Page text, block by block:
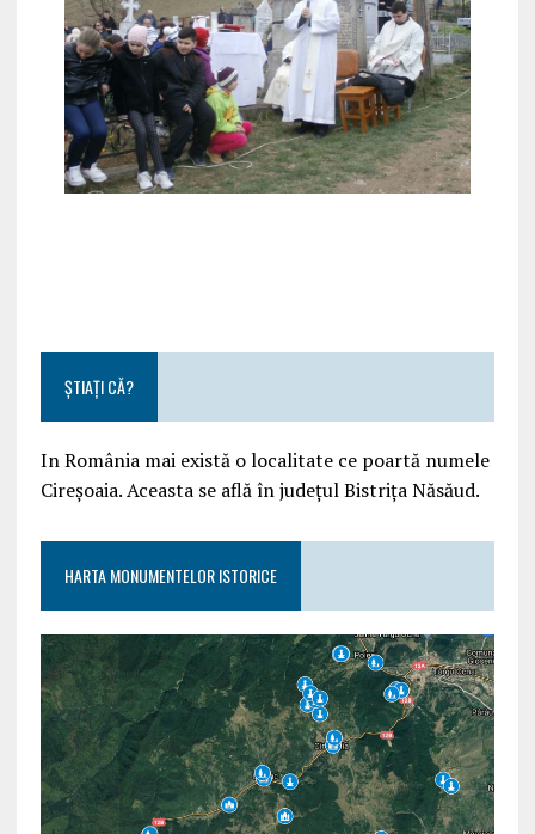
ȘTIAȚI CĂ?
In România mai există o localitate ce poartă numele
Cireșoaia. Aceasta se află în județul Bistrița Năsăud.
HARTA MONUMENTELOR ISTORICE